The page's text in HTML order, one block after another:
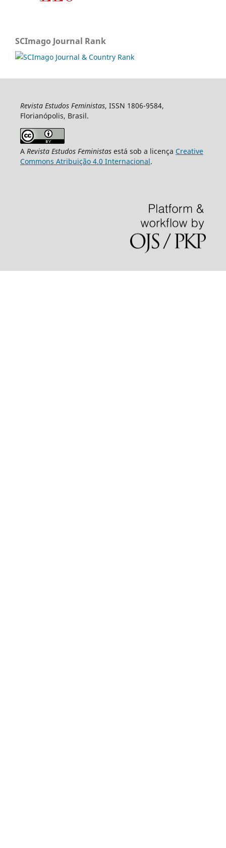
SCImago Journal Rank
Revista Estudos Feministas, ISSN 1806-9584,
Florianópolis, Brasil.
A Revista Estudos Feministasestá sob a licença Creative
Commons Atribuição 4.0 Internacional.